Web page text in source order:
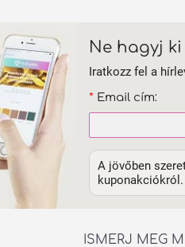
Ne hagyj
Iratkozz fel a
* Email cím:
A jövőben
ISMERJ MEG